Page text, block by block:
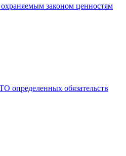
законом ценностям
определенных обязательств